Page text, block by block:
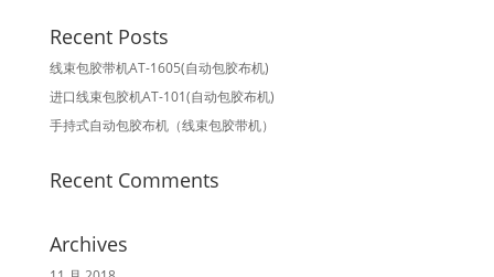
Recent Posts
线束包胶带机AT-1605(自动包胶布机)
进口线束包胶机AT-101(自动包胶布机)
手持式自动包胶布机（线束包胶带机）
Recent Comments
Archives